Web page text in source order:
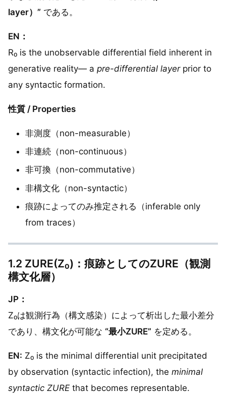
layer）” である。
EN：
R₀ is the unobservable differential field inherent in
generative reality— a pre-differential layerprior to
any syntactic formation.
性質 / Properties
非測度（non-measurable）
非連続（non-continuous）
非可換（non-commutative）
非構文化（non-syntactic）
痕跡によってのみ推定される（inferable only
from traces）
1.2 ZURE(Z₀)：痕跡としてのZURE（観測
構文化層）
JP：
Z₀は観測行為（構文感染）によって析出した最小差分
であり、構文化が可能な “最小ZURE” を定める。
EN: Z₀ is the minimal differential unit precipitated
by observation (syntactic infection), the minimal
syntactic ZURE that becomes representable.